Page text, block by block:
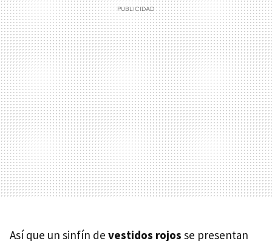
Así que un sinfín de vestidos rojos se presentan